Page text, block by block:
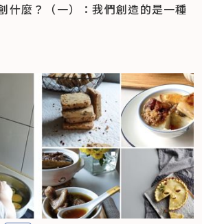
什麼？（一）：我們創造的是一種